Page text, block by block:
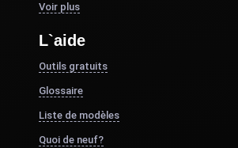
Voir plus
L`aide
Outils gratuits
Glossaire
Liste de modèles
Quoi de neuf?